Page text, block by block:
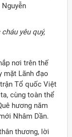
yêu quý,
nơi trên thế
mặt Lãnh đạo
Tổ quốc Việt
cùng toàn thể
hương năm
Nhâm Dần.
thương, lời